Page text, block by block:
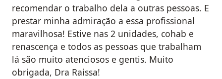
recomendar o trabalho dela a outras pessoas. E
prestar minha admiração a essa profissional
maravilhosa! Estive nas 2 unidades, cohab e
renascença e todos as pessoas que trabalham
lá são muito atenciosos e gentis. Muito
obrigada, Dra Raissa!